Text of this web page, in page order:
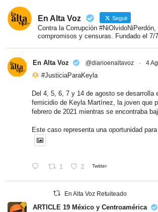
En Alta Voz Seguir
Contra la Corrupción
compromisos y censuras. Fundado el 7/
En Alta Voz @diarioenaltavoz · 4
#JusticiaParaKeyla
Del 4, 5, 6, 7 y 14 de agosto se desarrolla
femicidio de Keyla Martínez, la joven que
febrero de 2021 mientras se encontraba
Este caso representa una oportunidad
1 2 Twitter
En Alta Voz Retuiteado
ARTICLE 19 México y Centroamérica